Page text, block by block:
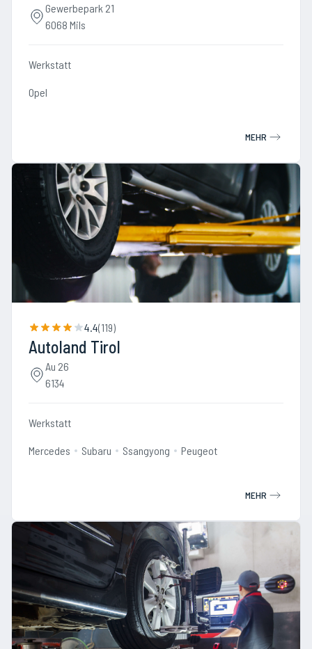
Gewerbepark 21
6068 Mils
Werkstatt
Opel
MEHR
4.4(119)
Autoland Tirol
Au 26
6134
Werkstatt
Mercedes Subaru Ssangyong Peugeot
MEHR